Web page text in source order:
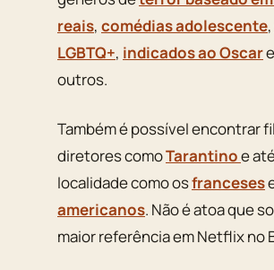
reais, comédias adolescente,
LGBTQ+, indicados ao Oscar
outros.
Também é possível encontrar
diretores comoTarantinoe
localidade como osfranceses
americanos. Não é atoa que
maior referência em Netflix no